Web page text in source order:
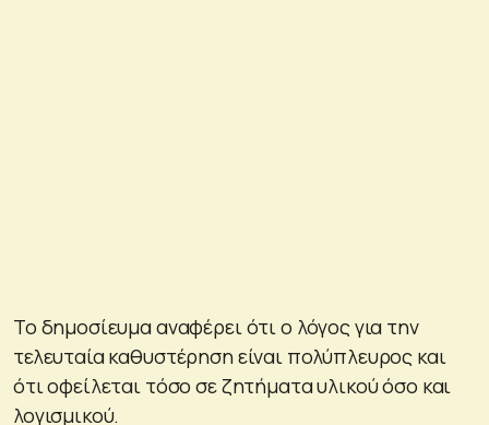
Το δημοσίευμα αναφέρει ότι ο λόγος για την
τελευταία καθυστέρηση είναι πολύπλευρος και
ότι οφείλεται τόσο σε ζητήματα υλικού όσο και
λογισμικού.